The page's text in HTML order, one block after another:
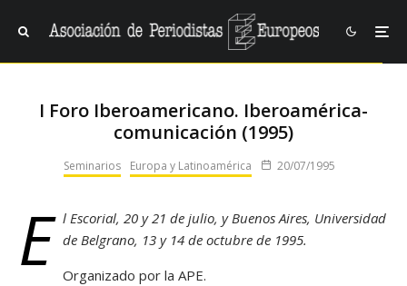
I Foro Iberoamericano. Iberoamérica-
comunicación (1995)
Seminarios Europa y Latinoamérica 20/07/1995
E l Escorial, 20 y 21 de julio, y Buenos Aires, Universidad
de Belgrano, 13 y 14 de octubre de 1995.
Organizado por la APE.